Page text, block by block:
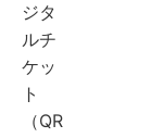
ジタ
ルチ
ケッ
ト
（QR